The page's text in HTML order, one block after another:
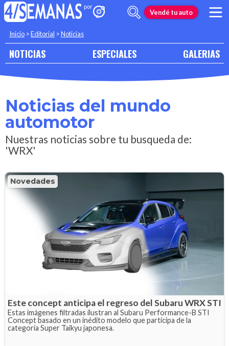
Vendé tu auto
Inicio >Editorial >Noticias
NOTICIAS ESPECIALES GALERIAS
Noticias del mundo
automotor
Nuestras noticias sobre tu busqueda de:
'WRX'
Novedades
Este concept anticipa el regreso del Subaru WRX STI
Estas imágenes filtradas ilustran al Subaru Performance-B STI
Concept basado en un inédito modelo que participa de la
categoría Super Taikyu japonesa.